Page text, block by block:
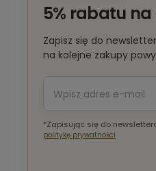
5% rabatu
Zapisz się do
na kolejne zakupy
*Zapisując się do
politykę prywatności